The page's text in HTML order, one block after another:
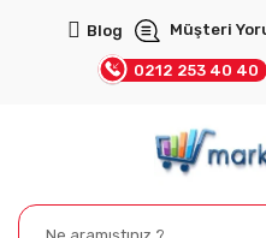
Blog Müşteri
0212 253 40 40